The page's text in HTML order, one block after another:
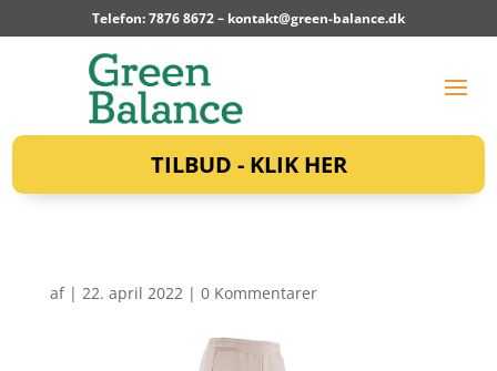
Telefon: 7876 8672 – kontakt@green-balance.dk
TILBUD - KLIK HER
af | 22. april 2022 | 0 Kommentarer